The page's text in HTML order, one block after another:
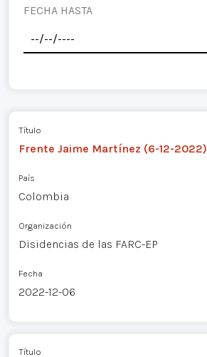
FECHA HASTA
Título
Frente Jaime Martínez (6-12-2022)
País
Colombia
Organización
Disidencias de las FARC-EP
Fecha
2022-12-06
Título